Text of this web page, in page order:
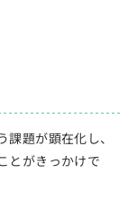
題が顕在化し、
とがきっかけで